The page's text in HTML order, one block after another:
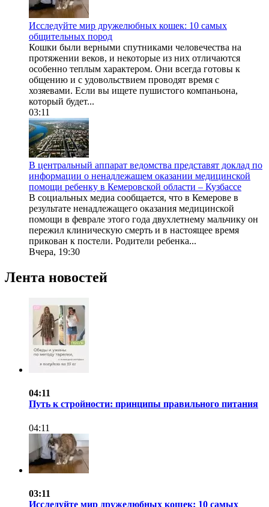
Исследуйте мир дружелюбных кошек: 10 самых
общительных пород
Кошки были верными спутниками человечества на
протяжении веков, и некоторые из них отличаются
особенно теплым характером. Они всегда готовы к
общению и с удовольствием проводят время с
хозяевами. Если вы ищете пушистого компаньона,
который будет...
03:11
В центральный аппарат ведомства представят доклад по
информации о ненадлежащем оказании медицинской
помощи ребенку в Кемеровской области – Кузбассе
В социальных медиа сообщается, что в Кемерове в
результате ненадлежащего оказания медицинской
помощи в феврале этого года двухлетнему мальчику он
пережил клиническую смерть и в настоящее время
прикован к постели. Родители ребенка...
Вчера, 19:30
Лента новостей
04:11
Путь к стройности: принципы правильного питания
04:11
03:11
Исследуйте мир дружелюбных кошек: 10 самых